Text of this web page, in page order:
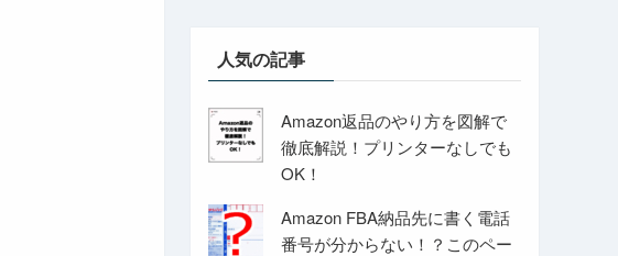
人気の記事
Amazon返品のやり方を図解で
徹底解説！プリンターなしでも
OK！
Amazon FBA納品先に書く電話
番号が分からない！？このペー